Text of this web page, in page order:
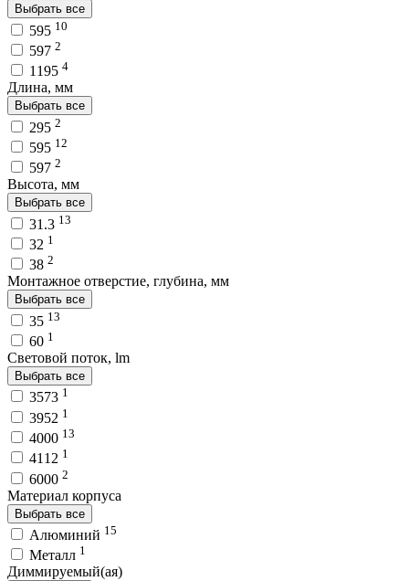
Выбрать все
595 10
597 2
1195 4
Длина, мм
Выбрать все
295 2
595 12
597 2
Высота, мм
Выбрать все
31.3 13
32 1
38 2
Монтажное отверстие, глубина, мм
Выбрать все
35 13
60 1
Световой поток, lm
Выбрать все
3573 1
3952 1
4000 13
4112 1
6000 2
Материал корпуса
Выбрать все
Алюминий 15
Металл 1
Диммируемый(ая)